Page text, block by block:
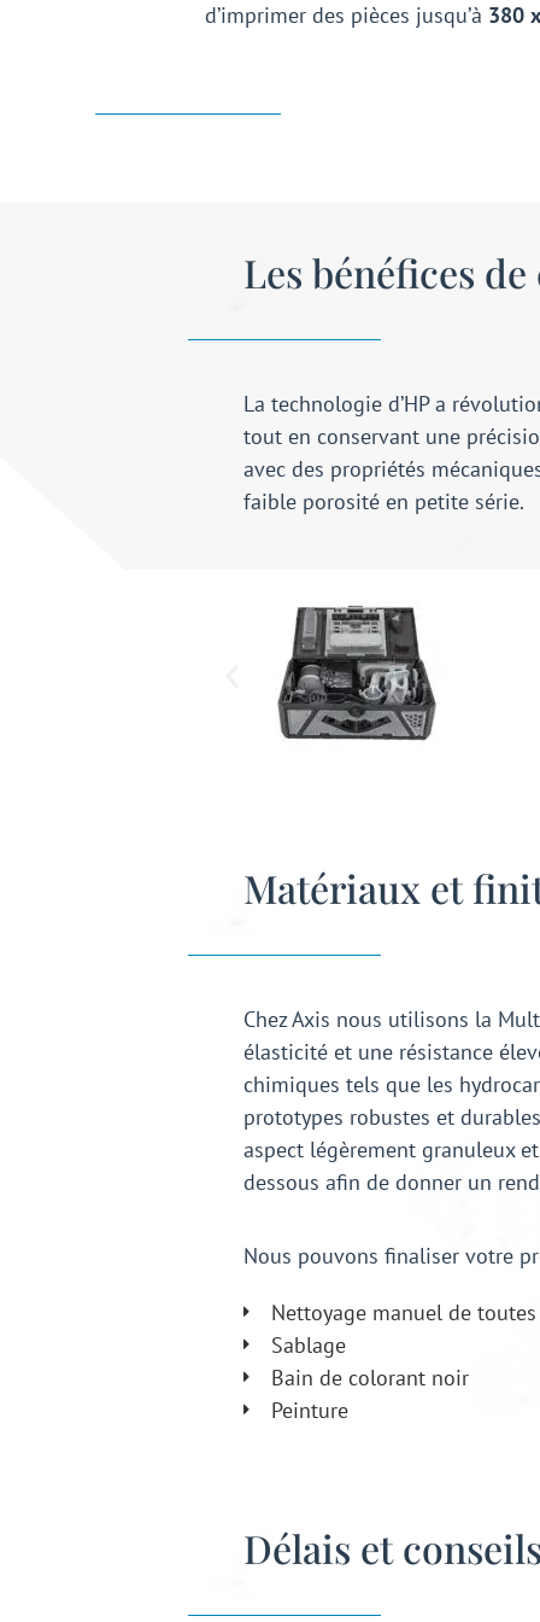
d’imprimer des pièces jusqu’à 380
Les bénéfices
La technologie d’HP a
tout en conservant une
avec des propriétés
faible porosité en petite série.
Matériaux et
Chez Axis nous utilisons la
élasticité et une résistance
chimiques tels que les
prototypes robustes et
aspect légèrement granuleux
dessous afin de donner un
Nous pouvons finaliser votre
Nettoyage manuel de
Sablage
Bain de colorant noir
Peinture
Délais et